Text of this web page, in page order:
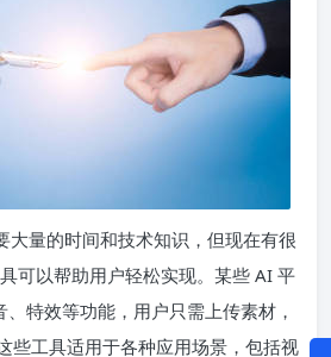
大量的时间和技术知识，但现在有很
可以帮助用户轻松实现。某些 AI 平
特效等功能，用户只需上传素材，
些工具适用于各种应用场景，包括视